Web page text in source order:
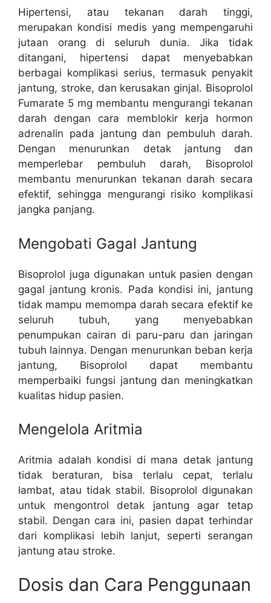
Hipertensi, atau tekanan darah tinggi,
merupakan kondisi medis yang mempengaruhi
jutaan orang di seluruh dunia. Jika tidak
ditangani, hipertensi dapat menyebabkan
berbagai komplikasi serius, termasuk penyakit
jantung, stroke, dan kerusakan ginjal. Bisoprolol
Fumarate 5 mg membantu mengurangi tekanan
darah dengan cara memblokir kerja hormon
adrenalin pada jantung dan pembuluh darah.
Dengan menurunkan detak jantung dan
memperlebar pembuluh darah, Bisoprolol
membantu menurunkan tekanan darah secara
efektif, sehingga mengurangi risiko komplikasi
jangka panjang.
Mengobati Gagal Jantung
Bisoprolol juga digunakan untuk pasien dengan
gagal jantung kronis. Pada kondisi ini, jantung
tidak mampu memompa darah secara efektif ke
seluruh tubuh, yang menyebabkan
penumpukan cairan di paru-paru dan jaringan
tubuh lainnya. Dengan menurunkan beban kerja
jantung, Bisoprolol dapat membantu
memperbaiki fungsi jantung dan meningkatkan
kualitas hidup pasien.
Mengelola Aritmia
Aritmia adalah kondisi di mana detak jantung
tidak beraturan, bisa terlalu cepat, terlalu
lambat, atau tidak stabil. Bisoprolol digunakan
untuk mengontrol detak jantung agar tetap
stabil. Dengan cara ini, pasien dapat terhindar
dari komplikasi lebih lanjut, seperti serangan
jantung atau stroke.
Dosis dan Cara Penggunaan